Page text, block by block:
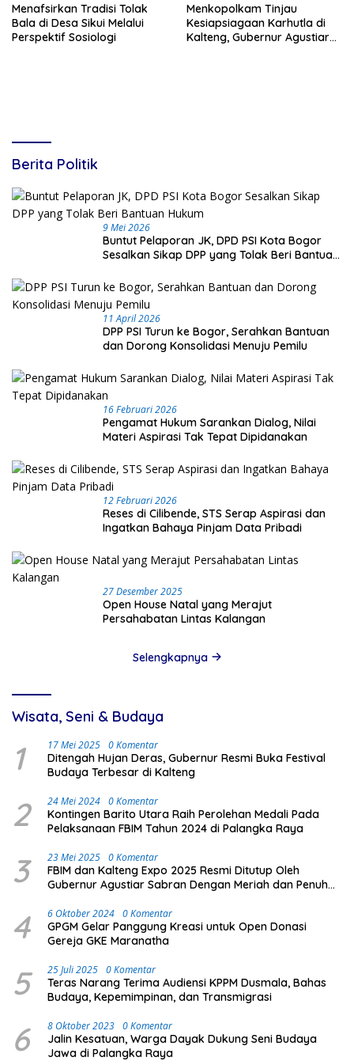
Menafsirkan Tradisi Tolak
Bala di Desa Sikui Melalui
Perspektif Sosiologi
Menkopolkam Tinjau
Kesiapsiagaan Karhutla di
Kalteng, Gubernur Agustiar
Berita Politik
9 Mei 2026
Buntut Pelaporan JK, DPD PSI Kota Bogor
Sesalkan Sikap DPP yang Tolak Beri Bantuan
11 April 2026
DPP PSI Turun ke Bogor, Serahkan Bantuan
dan Dorong Konsolidasi Menuju Pemilu
16 Februari 2026
Pengamat Hukum Sarankan Dialog, Nilai
Materi Aspirasi Tak Tepat Dipidanakan
12 Februari 2026
Reses di Cilibende, STS Serap Aspirasi dan
Ingatkan Bahaya Pinjam Data Pribadi
27 Desember 2025
Open House Natal yang Merajut
Persahabatan Lintas Kalangan
Selengkapnya
Wisata, Seni & Budaya
1 17 Mei 2025 0 Komentar
Ditengah Hujan Deras, Gubernur Resmi Buka Festival
Budaya Terbesar di Kalteng
2 24 Mei 2024 0 Komentar
Kontingen Barito Utara Raih Perolehan Medali Pada
Pelaksanaan FBIM Tahun 2024 di Palangka Raya
3 23 Mei 2025 0 Komentar
FBIM dan Kalteng Expo 2025 Resmi Ditutup Oleh
Gubernur Agustiar Sabran Dengan Meriah dan Penuh
4 6 Oktober 2024 0 Komentar
GPGM Gelar Panggung Kreasi untuk Open Donasi
Gereja GKE Maranatha
5 25 Juli 2025 0 Komentar
Teras Narang Terima Audiensi KPPM Dusmala, Bahas
Budaya, Kepemimpinan, dan Transmigrasi
6 8 Oktober 2023 0 Komentar
Jalin Kesatuan, Warga Dayak Dukung Seni Budaya
Jawa di Palangka Raya